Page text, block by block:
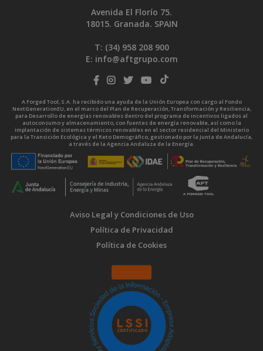
Avenida El Florío 75.
18015. Granada. SPAIN
T: (34) 958 208 900
E: info@aftgrupo.com
A Forged Tool, S.A. ha recibido una ayuda de la Unión Europea con cargo al Fondo
NextGenerationEU, en el marco del Plan de Recuperación, Transformación y Resiliencia,
para Desarrollo de energías renovables dentro del programa de incentivos ligados al
autoconsumo y almacenamiento, con fuentes de energía renovable, así como la
implantación de sistemas térmicos renovables en el sector residencial del Ministerio
para la Transición Ecológica y el Reto Demográfico, gestionado por la Junta de Andalucía,
a través de la Agencia Andaluza de la Energía.
Aviso Legal y Condiciones de Uso
Política de Privacidad
Política de Cookies